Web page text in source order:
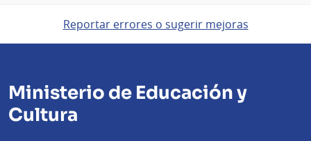
Reportar errores o sugerir mejoras
Ministerio de Educación y
Cultura